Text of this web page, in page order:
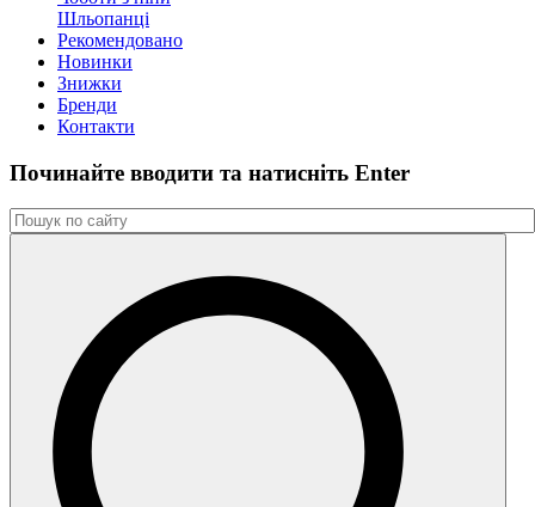
Шльопанці
Рекомендовано
Новинки
Знижки
Бренди
Контакти
Починайте вводити та натиснiть Enter